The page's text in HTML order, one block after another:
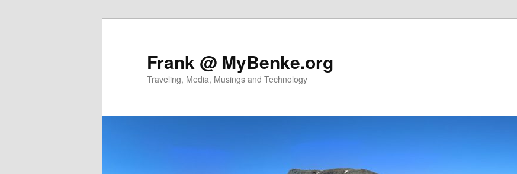
Frank @ MyBenke.org
Traveling, Media, Musings and Technology